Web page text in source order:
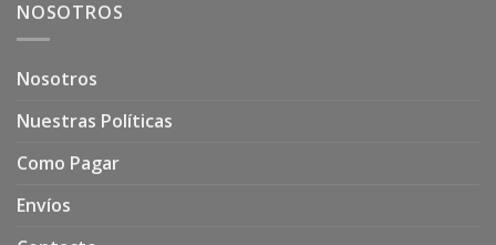
NOSOTROS
Nosotros
Nuestras Políticas
Como Pagar
Envíos